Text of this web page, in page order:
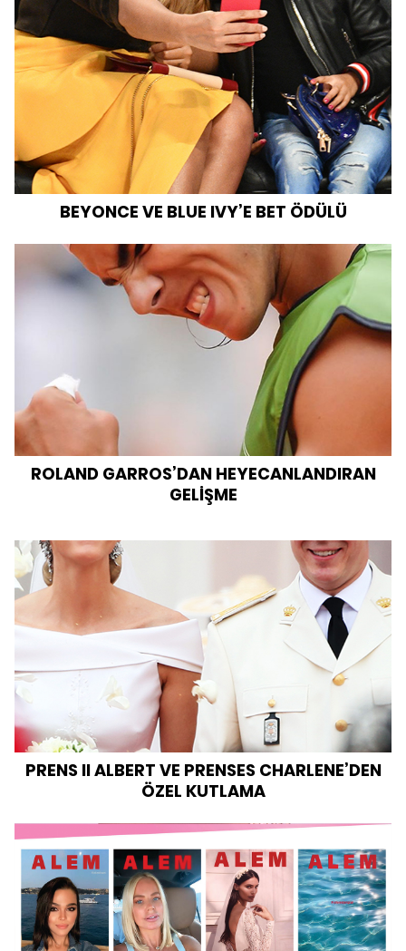
BEYONCE VE BLUE IVY’E BET ÖDÜLÜ
ROLAND GARROS’DAN HEYECANLANDIRAN
GELİŞME
PRENS II ALBERT VE PRENSES CHARLENE’DEN
ÖZEL KUTLAMA